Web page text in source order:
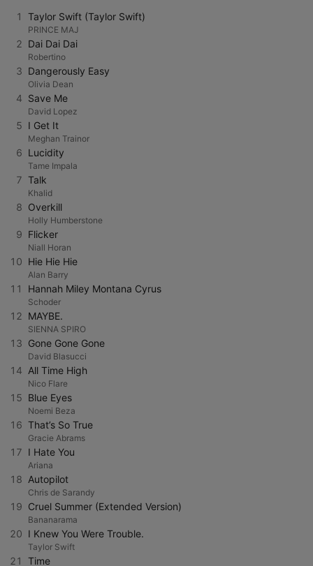
1 Taylor Swift (Taylor Swift)
PRINCE MAJ
2 Dai Dai Dai
Robertino
3 Dangerously Easy
Olivia Dean
4 Save Me
David Lopez
5 I Get It
Meghan Trainor
6 Lucidity
Tame Impala
7 Talk
Khalid
8 Overkill
Holly Humberstone
9 Flicker
Niall Horan
10 Hie Hie Hie
Alan Barry
11 Hannah Miley Montana Cyrus
Schoder
12 MAYBE.
SIENNA SPIRO
13 Gone Gone Gone
David Blasucci
14 All Time High
Nico Flare
15 Blue Eyes
Noemi Beza
16 That’s So True
Gracie Abrams
17 I Hate You
Ariana
18 Autopilot
Chris de Sarandy
19 Cruel Summer (Extended Version)
Bananarama
20 I Knew You Were Trouble.
Taylor Swift
21 Time